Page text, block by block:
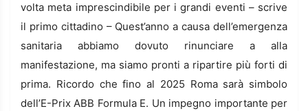
volta meta imprescindibile per i grandi eventi – scrive
il primo cittadino – Quest’anno a causa dell’emergenza
sanitaria abbiamo dovuto rinunciare a alla
manifestazione, ma siamo pronti a ripartire più forti di
prima. Ricordo che fino al 2025 Roma sarà simbolo
dell’E-Prix ABB Formula E. Un impegno importante per